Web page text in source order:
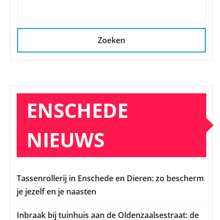
Zoeken
ENSCHEDE
NIEUWS
Tassenrollerij in Enschede en Dieren: zo bescherm
je jezelf en je naasten
Inbraak bij tuinhuis aan de Oldenzaalsestraat: de